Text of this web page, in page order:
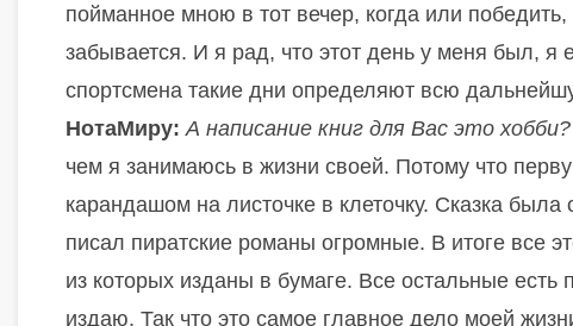
пойманное мною в тот вечер, когда или
забывается. И я рад, что этот день у меня был,
спортсмена такие дни определяют всю
НотаМиру: А написание книг для Вас это хобби?
чем я занимаюсь в жизни своей. Потому что
карандашом на листочке в клеточку. Сказка
писал пиратские романы огромные. В итоге все
из которых изданы в бумаге. Все остальные есть
издаю. Так что это самое главное дело моей